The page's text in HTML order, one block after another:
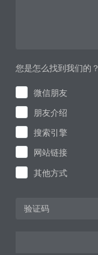
您是怎么找到我们的？
微信朋友
朋友介绍
搜索引擎
网站链接
其他方式